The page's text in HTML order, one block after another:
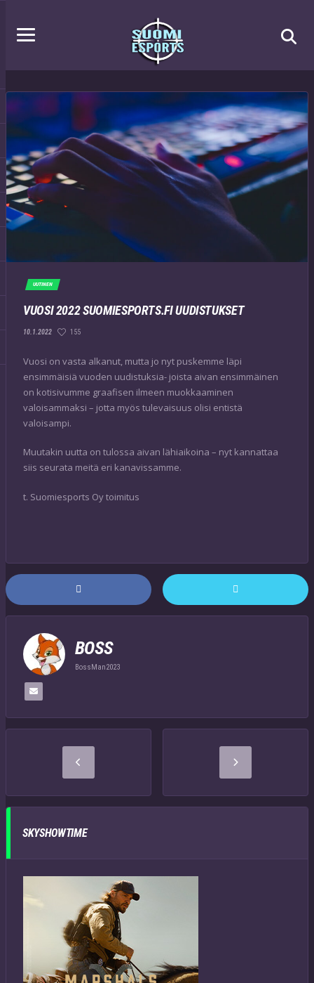
UUTINEN
VUOSI 2022 SUOMIESPORTS.FI UUDISTUKSET
10.1.2022 155
Vuosi on vasta alkanut, mutta jo nyt puskemme läpi
ensimmäisiä vuoden uudistuksia- joista aivan ensimmäinen
on kotisivumme graafisen ilmeen muokkaaminen
valoisammaksi – jotta myös tulevaisuus olisi entistä
valoisampi.
Muutakin uutta on tulossa aivan lähiaikoina – nyt kannattaa
siis seurata meitä eri kanavissamme.
t. Suomiesports Oy toimitus
BOSS
BossMan2023
SKYSHOWTIME